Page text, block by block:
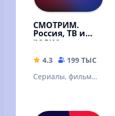
СМОТРИМ.
Россия, ТВ и
радио
4.3 199 ТЫС
Сериалы, фильмы,
новости